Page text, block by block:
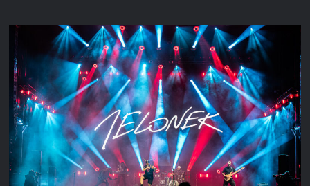
nową
siłą
i
setlistą!
Rusza
trasa
„Samo
Zło”!